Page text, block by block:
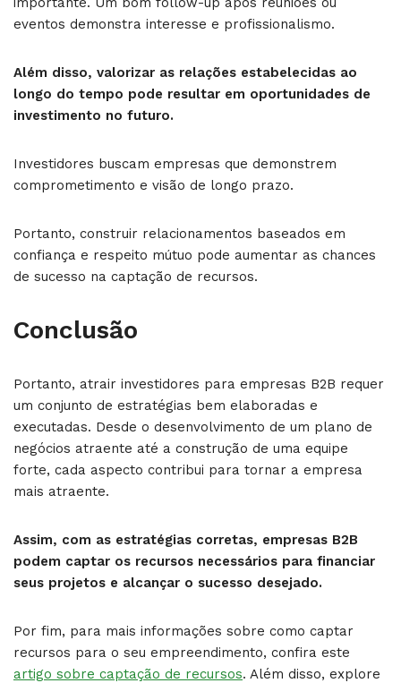
eventos demonstra interesse e profissionalismo.
Além disso, valorizar as relações estabelecidas ao
longo do tempo pode resultar em oportunidades de
investimento no futuro.
Investidores buscam empresas que demonstrem
comprometimento e visão de longo prazo.
Portanto, construir relacionamentos baseados em
confiança e respeito mútuo pode aumentar as chances
de sucesso na captação de recursos.
Conclusão
Portanto, atrair investidores para empresas B2B requer
um conjunto de estratégias bem elaboradas e
executadas. Desde o desenvolvimento de um plano de
negócios atraente até a construção de uma equipe
forte, cada aspecto contribui para tornar a empresa
mais atraente.
Assim, com as estratégias corretas, empresas B2B
podem captar os recursos necessários para financiar
seus projetos e alcançar o sucesso desejado.
Por fim, para mais informações sobre como captar
recursos para o seu empreendimento, confira este
artigo sobre captação de recursos. Além disso, explore